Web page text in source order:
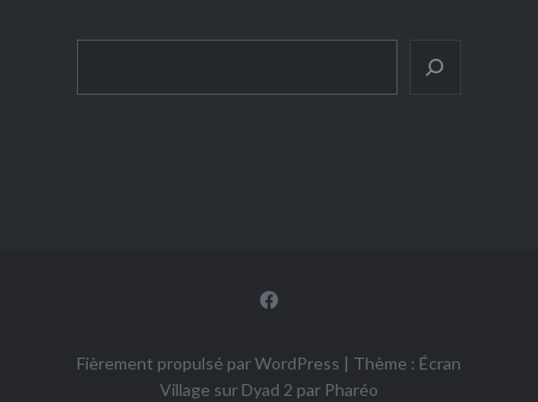
Facebook
Fièrement propulsé par WordPress | Thème : Écran
Village sur Dyad 2 par Pharéo